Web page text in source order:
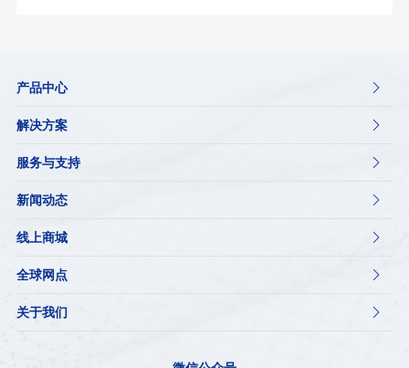
产品中心 
解决方案 
服务与支持 
新闻动态 
线上商城 
全球网点 
关于我们 